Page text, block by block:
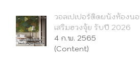
วอลเปเปอร์ติดผนังห้องน
เสริมฮวงจุ้ย รับปี 2026
4 ก.พ. 2565
(Content)